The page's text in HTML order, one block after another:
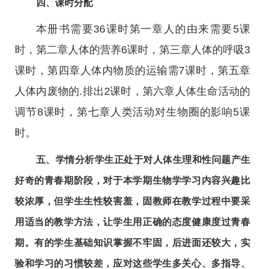
四、课时分配
本册书需要36课时第一章人的由来需要5课
时，第二章人体的营养6课时，第三章人体的呼吸3
课时，第四章人体内物质的运输需7课时，第五章
人体内废物的.排出2课时，第六章人体生命活动的
调节8课时，第七章人类活动对生物圈的影响5课
时。
五、学情分析学生正处于对人体生理和性问题产生
好奇的青春期阶段，对于本学期生物学学习内容兴趣比
较浓厚，但学生生性较害羞，固教师在教学过程中要采
用适当的教学方法，让学生用正确的态度健康度过青春
期。有的学生基础知识掌握不牢固，后进面还较大，实
验和学习的习惯较差，应对这些学生多关心、多指导、